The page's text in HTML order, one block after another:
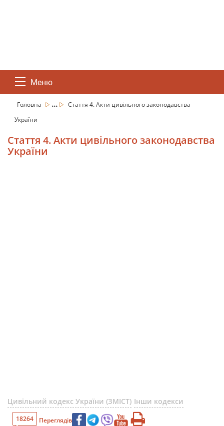
Меню
Головна ...
Стаття 4. Акти цивільного законодавства
України
Стаття 4. Акти цивільного законодавства
України
Цивільний кодекс України (ЗМІСТ) Інши кодекси
18264 Переглядів